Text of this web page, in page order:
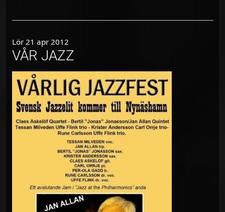
Lör 21 apr 2012
VÅR JAZZ